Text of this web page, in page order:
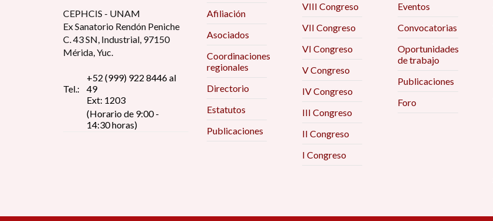
CEPHCIS - UNAM
Ex Sanatorio Rendón Peniche
C. 43 SN, Industrial, 97150
Mérida, Yuc.
Tel.:
+52 (999) 922 8446 al
49
Ext: 1203
(Horario de 9:00 -
14:30 horas)
Afiliación
Asociados
Coordinaciones
regionales
Directorio
Estatutos
Publicaciones
VIII Congreso
VII Congreso
VI Congreso
V Congreso
IV Congreso
III Congreso
II Congreso
I Congreso
Eventos
Convocatorias
Oportunidades
de trabajo
Publicaciones
Foro